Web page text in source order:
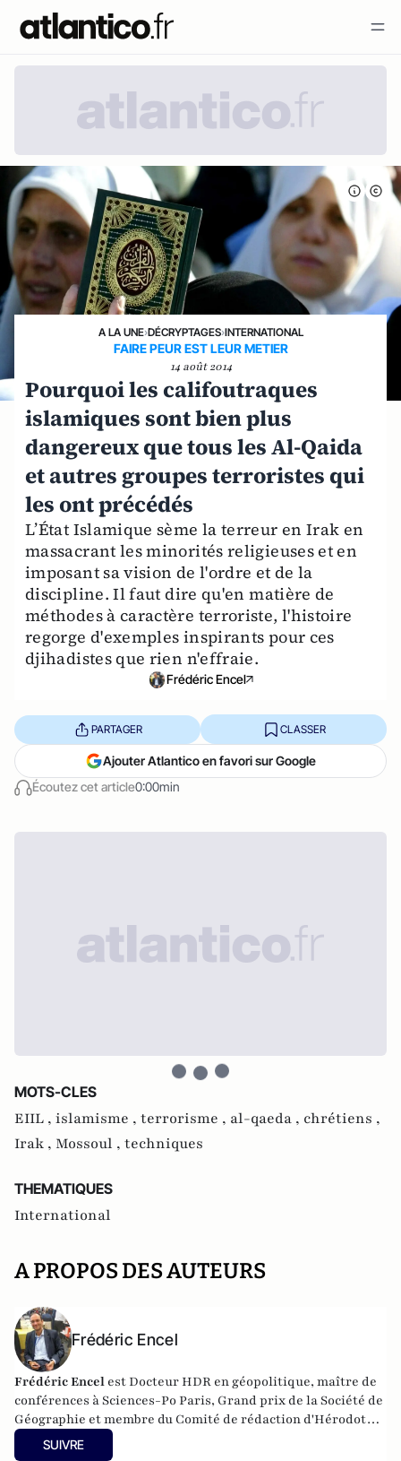
A LA UNE›DÉCRYPTAGES›INTERNATIONAL
FAIRE PEUR EST LEUR METIER
14 août 2014
Pourquoi les califoutraques
islamiques sont bien plus
dangereux que tous les Al-Qaida
et autres groupes terroristes qui
les ont précédés
L’État Islamique sème la terreur en Irak en
massacrant les minorités religieuses et en
imposant sa vision de l'ordre et de la
discipline. Il faut dire qu'en matière de
méthodes à caractère terroriste, l'histoire
regorge d'exemples inspirants pour ces
djihadistes que rien n'effraie.
Frédéric Encel
Écoutez cet article0:00min
PARTAGER CLASSER
Ajouter Atlantico en favori sur Google
MOTS-CLES
EIIL , islamisme , terrorisme , al-qaeda , chrétiens ,
Irak , Mossoul , techniques
THEMATIQUES
International
A PROPOS DES AUTEURS
Frédéric Encel
Frédéric Encel est Docteur HDR en géopolitique, maître de
conférences à Sciences-Po Paris, Grand prix de la Société de
Géographie et membre du Comité de rédaction d'Hérodote.
Il a fondé et anime chaque année les Rencontres
internationales géopolitiques de Trouville-sur-Mer.
SUIVRE